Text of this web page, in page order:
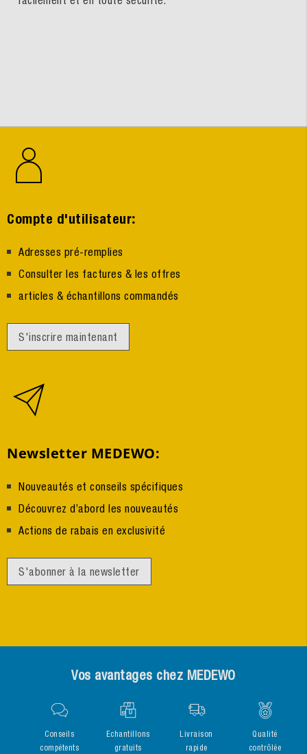
Compte d'utilisateur:
Adresses pré-remplies
Consulter les factures & les offres
articles & échantillons commandés
S'inscrire maintenant
Newsletter MEDEWO:
Nouveautés et conseils spécifiques
Découvrez d’abord les nouveautés
Actions de rabais en exclusivité
S'abonner à la newsletter
Vos avantages chez MEDEWO
Conseils
compétents
Echantillons
gratuits
Livraison
rapide
Qualité
contrôlée